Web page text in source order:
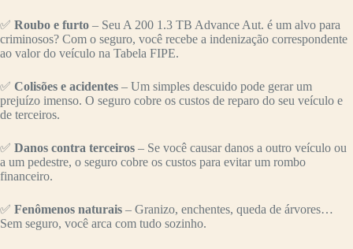
✅ Roubo e furto – Seu A 200 1.3 TB Advance Aut. é um alvo para
criminosos? Com o seguro, você recebe a indenização correspondente
ao valor do veículo na Tabela FIPE.
✅ Colisões e acidentes – Um simples descuido pode gerar um
prejuízo imenso. O seguro cobre os custos de reparo do seu veículo e
de terceiros.
✅ Danos contra terceiros – Se você causar danos a outro veículo ou
a um pedestre, o seguro cobre os custos para evitar um rombo
financeiro.
✅ Fenômenos naturais – Granizo, enchentes, queda de árvores…
Sem seguro, você arca com tudo sozinho.